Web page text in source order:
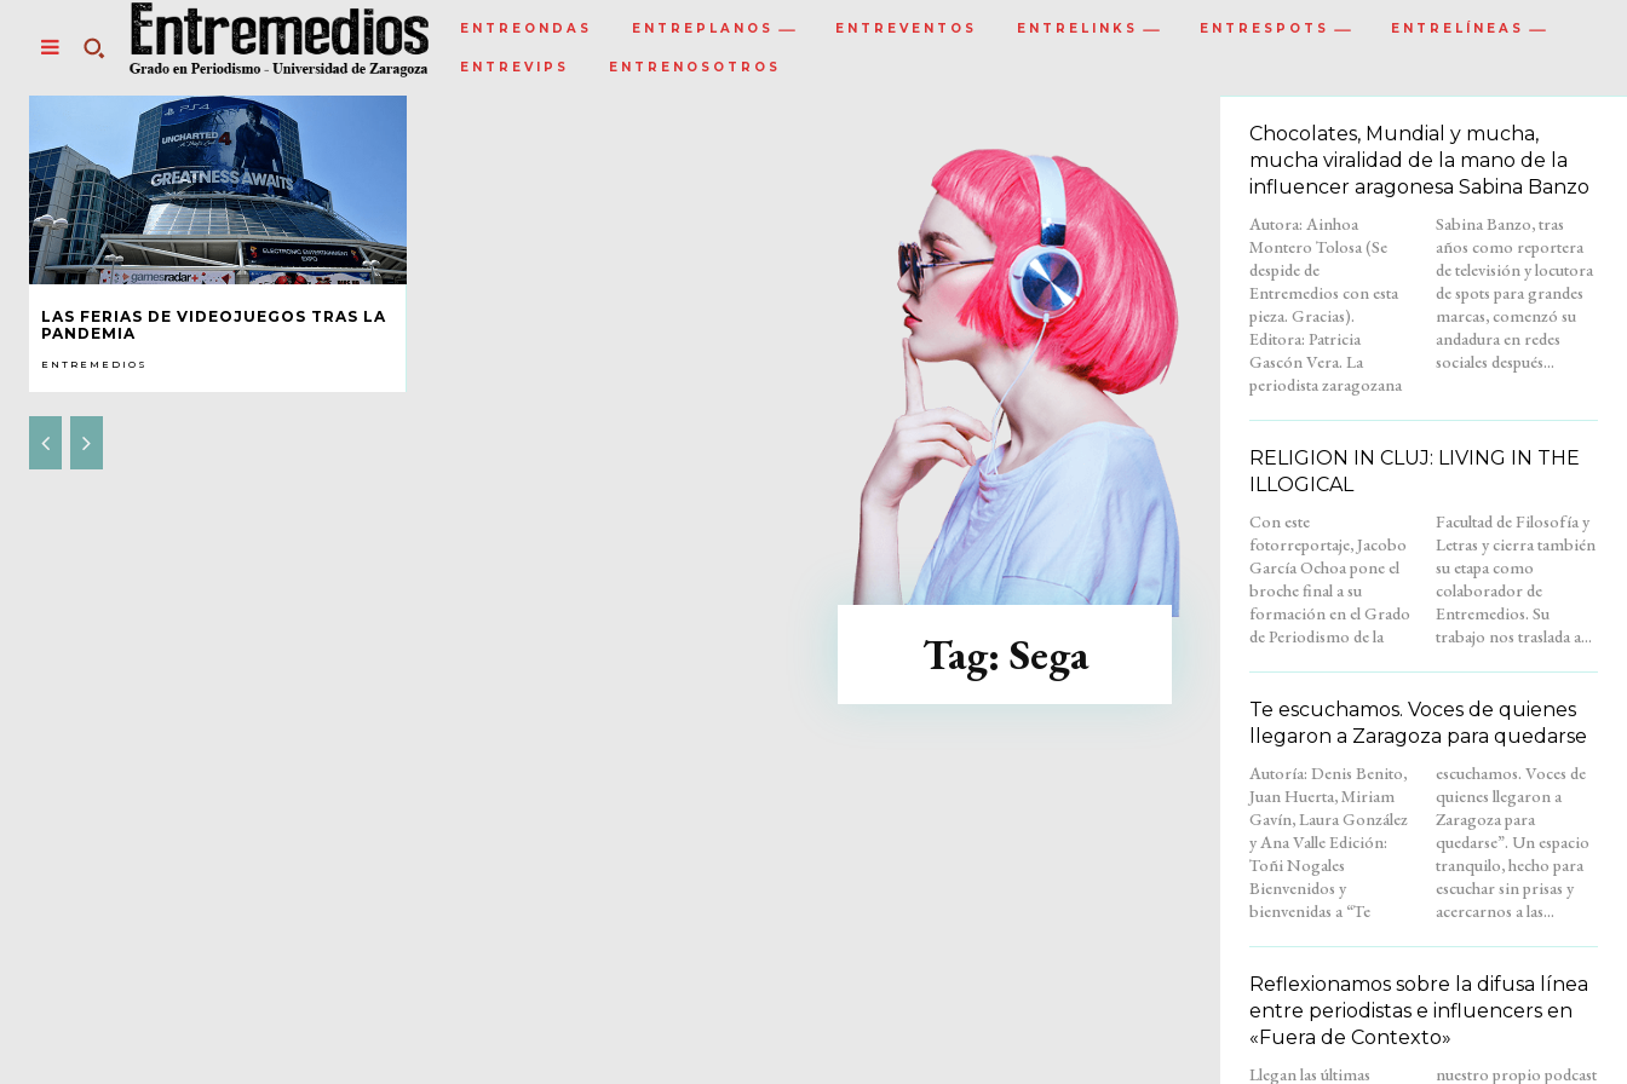
ENTREONDAS ENTREPLANOS ENTREVENTOS ENTRELINKS ENTRESPOTS ENTRELÍNEAS
ENTREVIPS ENTRENOSOTROS
LAS FERIAS DE VIDEOJUEGOS TRAS LA
PANDEMIA
ENTREMEDIOS
Tag: Sega
Chocolates, Mundial y mucha,
mucha viralidad de la mano de la
influencer aragonesa Sabina Banzo
Autora: Ainhoa
Montero Tolosa (Se
despide de
Entremedios con esta
pieza. Gracias).
Editora: Patricia
Gascón Vera. La
periodista zaragozana
Sabina Banzo, tras
años como reportera
de televisión y locutora
de spots para grandes
marcas, comenzó su
andadura en redes
sociales después...
RELIGION IN CLUJ: LIVING IN THE
ILLOGICAL
Con este
fotorreportaje, Jacobo
García Ochoa pone el
broche final a su
formación en el Grado
de Periodismo de la
Facultad de Filosofía y
Letras y cierra también
su etapa como
colaborador de
Entremedios. Su
trabajo nos traslada a...
Te escuchamos. Voces de quienes
llegaron a Zaragoza para quedarse
Autoría: Denis Benito,
Juan Huerta, Miriam
Gavín, Laura González
y Ana Valle Edición:
Toñi Nogales
Bienvenidos y
bienvenidas a “Te
escuchamos. Voces de
quienes llegaron a
Zaragoza para
quedarse”. Un espacio
tranquilo, hecho para
escuchar sin prisas y
acercarnos a las...
Reflexionamos sobre la difusa línea
entre periodistas e influencers en
«Fuera de Contexto»
Llegan las últimas
nuestro propio podcast